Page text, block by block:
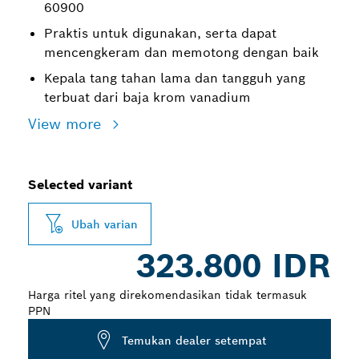
60900
Praktis untuk digunakan, serta dapat
mencengkeram dan memotong dengan baik
Kepala tang tahan lama dan tangguh yang
terbuat dari baja krom vanadium
View more
Selected variant
Ubah varian
323.800 IDR
Harga ritel yang direkomendasikan tidak termasuk
PPN
Temukan dealer setempat